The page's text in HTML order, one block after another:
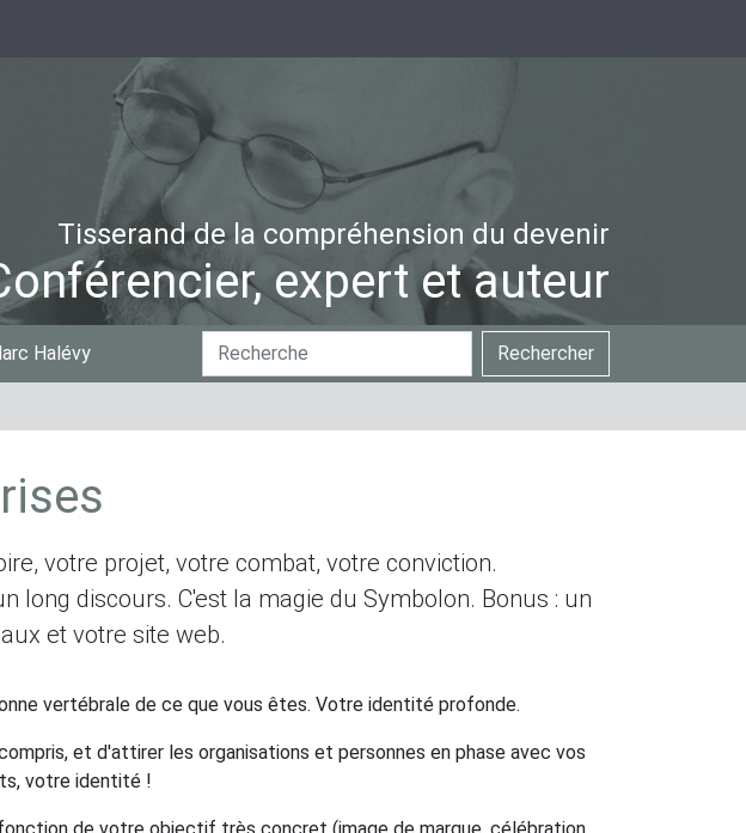
Tisserand de la compréhension du devenir
expert et auteur
Halévy
Chercher
par
Rechercher
Recherche
avancée…
votre projet, votre combat, votre conviction.
long discours. C'est la magie du Symbolon. Bonus : un
et votre site web.
vertébrale de ce que vous êtes. Votre identité profonde.
et d'attirer les organisations et personnes en phase avec vos
votre identité !